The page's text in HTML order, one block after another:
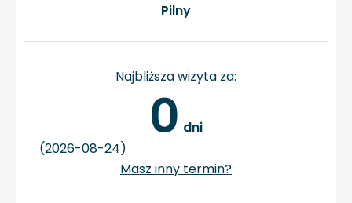
Pilny
Najbliższa wizyta za:
0 dni
(2026-08-24)
Masz inny termin?